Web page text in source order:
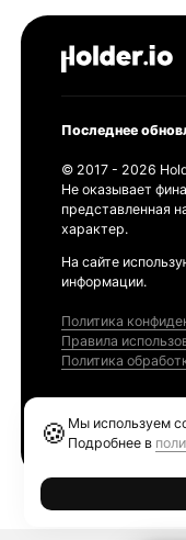
Последнее
© 2017 - 2026
Не оказывает
представленная
характер.
На сайте
информации.
Политика
Правила
Политика
🍪 Мы используем
Подробнее в
Ethereum GAS